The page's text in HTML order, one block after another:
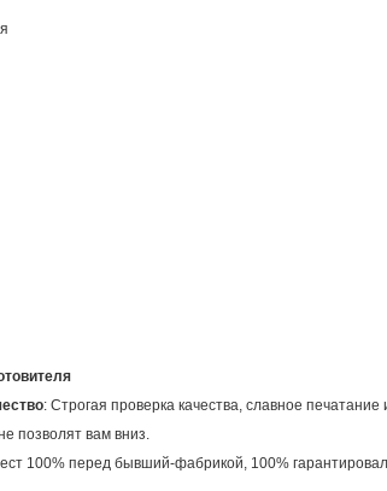
: Строгая проверка качества, славное печатание
позволят вам вниз.
100% перед бывший-фабрикой, 100%